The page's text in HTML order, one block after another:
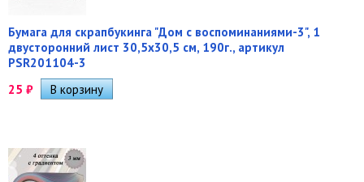
Бумага для скрапбукинга "Дом с воспоминаниями-3", 1
двусторонний лист 30,5х30,5 см, 190г., артикул
PSR201104-3
25 ₽